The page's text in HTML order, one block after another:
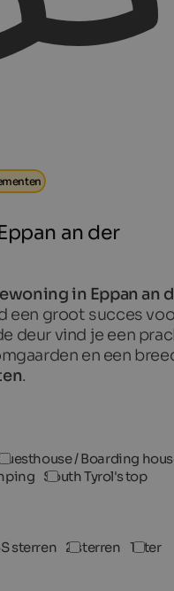
an der
in Eppan an
een groot succes
deur vind je een
en een
.
/ Boarding
South Tyrol's top
sterren 2 sterren 1 ster